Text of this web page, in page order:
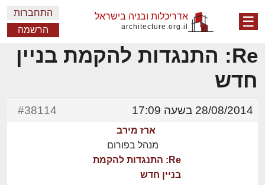
☰ אדריכלות ובניה בישראל
architecture.org.il
התחברות
הרשמה
Re: התנגדות להקמת בניין
חדש
28/08/2014 בשעה 17:09 #38114
ארז מירב
מנהל בפורום
Re: התנגדות להקמת
בניין חדש